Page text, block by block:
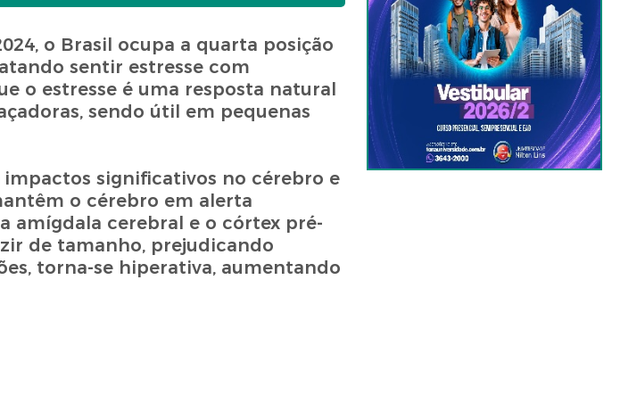
o Brasil ocupa a quarta posição
sentir estresse com
o estresse é uma resposta natural
sendo útil em pequenas
significativos no cérebro e
o cérebro em alerta
amígdala cerebral e o córtex pré-
de tamanho, prejudicando
torna-se hiperativa, aumentando